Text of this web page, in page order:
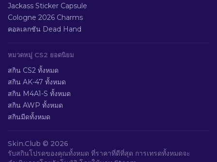
Jackass Sticker Capsule
Cologne 2026 Charms
คอลเลกชัน Dead Hand
หมวดหมู่ CS2 ยอดนิยม
สกิน CS2 ทั้งหมด
สกิน AK-47 ทั้งหมด
สกิน M4A1-S ทั้งหมด
สกิน AWP ทั้งหมด
สกินมีดทั้งหมด
Skin.Club © 2026
รับสกินโปรดของคุณทั้งหมด ที่ราคาที่ดีที่สุด การเทรดทั้งหมดจะ